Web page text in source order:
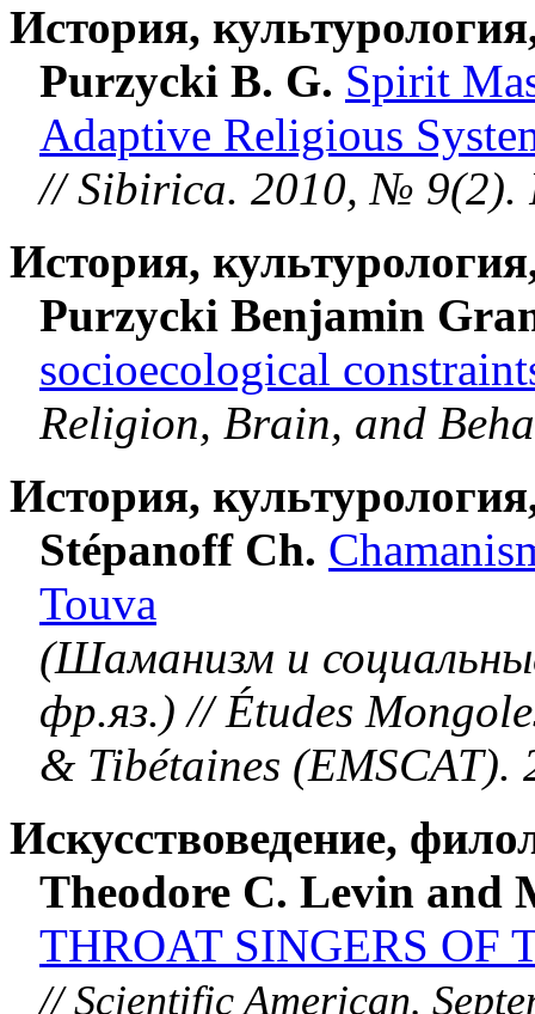
История,
Purzycki B. G. Spirit
Adaptive Religious
// Sibirica. 2010, № 9(2).
История,
Purzycki Benjamin
socioecological
Religion, Brain, and
История,
Stépanoff Ch.
Touva
(Шаманизм и
фр.яз.) // Études
& Tibétaines
Искусствоведение,
Theodore C. Levin and
THROAT SINGERS OF
// Scientific American.